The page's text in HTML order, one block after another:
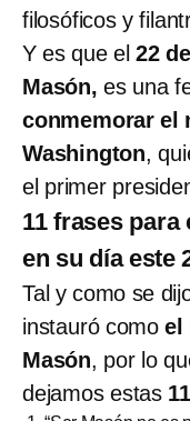
filosóficos y
Y es que el 22
Masón, es una
conmemorar el
Washington,
el primer
11 frases
en su día este
Tal y como se
instauró comoel
Masón, por lo
dejamos estas